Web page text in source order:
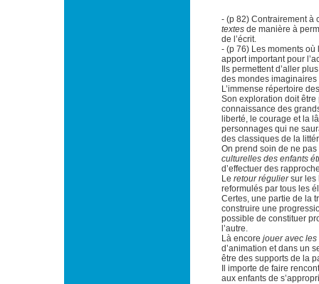
- (p 82) Contrairement à
textes de manière à
de l’écrit.
- (p 76) Les moments
apport important pour
Ils permettent d’aller
des mondes
L’immense répertoire
Son exploration doit
connaissance des
liberté, le courage et la
personnages qui ne
des classiques de la
On prend soin de ne
culturelles des enfants
d’effectuer des
Le retour réguliersur les
reformulés par tous les
Certes, une partie de la
construire une
possible de constituer
l’autre.
Là encore jouer avec les
d’animation et dans un
être des supports de la
Il importe de faire
aux enfants de